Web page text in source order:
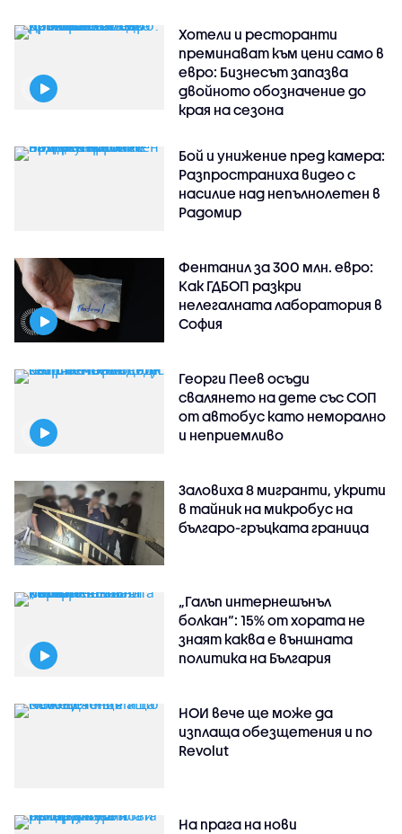
Хотели и ресторанти
преминават към цени само в
евро: Бизнесът запазва
двойното обозначение до
края на сезона
Бой и унижение пред камера:
Разпространиха видео с
насилие над непълнолетен в
Радомир
Фентанил за 300 млн. евро:
Как ГДБОП разкри
нелегалната лаборатория в
София
Георги Пеев осъди
свалянето на дете със СОП
от автобус като неморално
и неприемливо
Заловиха 8 мигранти, укрити
в тайник на микробус на
българо-гръцката граница
„Галъп интернешънъл
болкан“: 15% от хората не
знаят каква е външната
политика на България
НОИ вече ще може да
изплаща обезщетения и по
Revolut
На прага на нови